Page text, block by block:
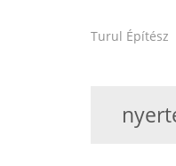
Turul Építész